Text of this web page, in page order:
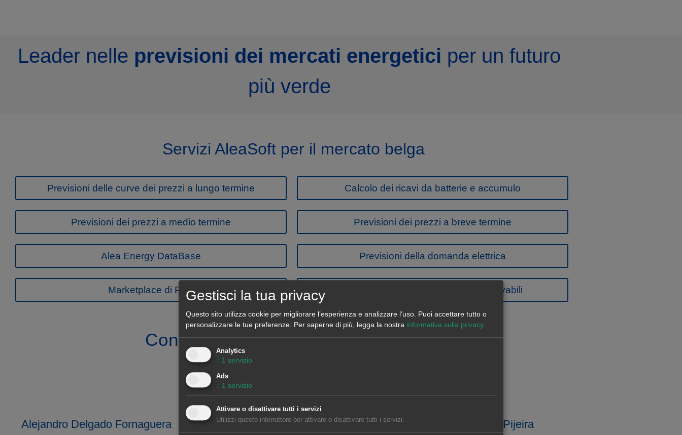
Leader nelle previsioni dei mercati energetici per un futuro
più verde
Servizi AleaSoft per il mercato belga
Previsioni delle curve dei prezzi a lungo termine Calcolo dei ricavi da batterie e accumulo
Previsioni dei prezzi a medio termine Previsioni dei prezzi a breve termine
Alea Energy DataBase Previsioni della domanda elettrica
Marketplace di PPA Marketplace di asset e progetti rinnovabili
Contatta il nostro team di strategia
Alejandro Delgado Fornaguera Oriol Saltó i Bauzà Ana Caballero Pijeira
Gestisci la tua privacy
Questo sito utilizza cookie per migliorare l’esperienza e analizzare l’uso. Puoi accettare tutto o
personalizzare le tue preferenze. Per saperne di più, legga la nostra informativa sulla privacy.
Analytics
↓ 1 servizio
Ads
↓ 1 servizio
Attivare o disattivare tutti i servizi
Utilizzi questo interruttore per attivare o disattivare tutti i servizi.